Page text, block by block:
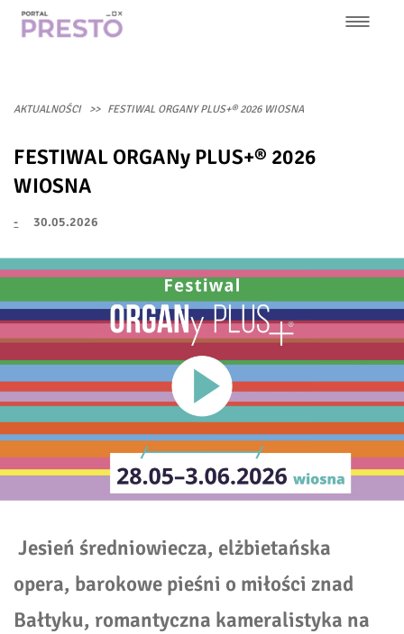
Przejdź
nawigacja
AKTUALNOŚCI FESTIWAL ORGANY PLUS+® 2026 WIOSNA
FESTIWAL ORGANy PLUS+® 2026
WIOSNA
- 30.05.2026
Jesień średniowiecza, elżbietańska
opera, barokowe pieśni o miłości znad
Bałtyku, romantyczna kameralistyka na